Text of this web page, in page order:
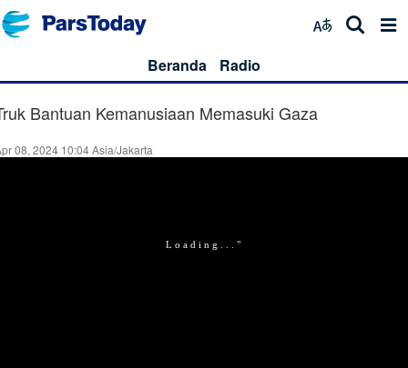
Beranda Radio
Bantuan Kemanusiaan Memasuki Gaza
08, 2024 10:04 Asia/Jakarta